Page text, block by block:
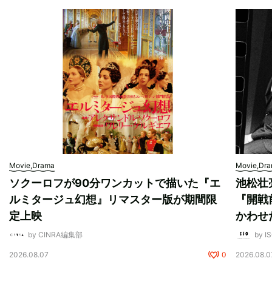
Movie,Drama
ソクーロフが90分ワンカットで描いた『エ
ルミタージュ幻想』リマスター版が期間限
定上映
by CINRA編集部
2026.08.07 0
池松壮
『開
かわせ
by